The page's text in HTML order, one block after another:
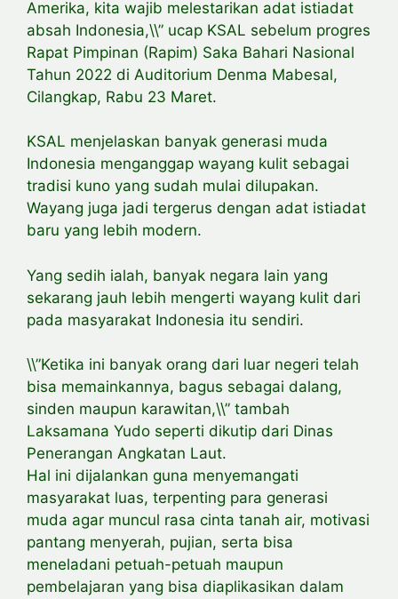
Amerika, kita wajib melestarikan adat istiadat
absah Indonesia,\\” ucap KSAL sebelum progres
Rapat Pimpinan (Rapim) Saka Bahari Nasional
Tahun 2022 di Auditorium Denma Mabesal,
Cilangkap, Rabu 23 Maret.
KSAL menjelaskan banyak generasi muda
Indonesia menganggap wayang kulit sebagai
tradisi kuno yang sudah mulai dilupakan.
Wayang juga jadi tergerus dengan adat istiadat
baru yang lebih modern.
Yang sedih ialah, banyak negara lain yang
sekarang jauh lebih mengerti wayang kulit dari
pada masyarakat Indonesia itu sendiri.
\\”Ketika ini banyak orang dari luar negeri telah
bisa memainkannya, bagus sebagai dalang,
sinden maupun karawitan,\\” tambah
Laksamana Yudo seperti dikutip dari Dinas
Penerangan Angkatan Laut.
Hal ini dijalankan guna menyemangati
masyarakat luas, terpenting para generasi
muda agar muncul rasa cinta tanah air, motivasi
pantang menyerah, pujian, serta bisa
meneladani petuah-petuah maupun
pembelajaran yang bisa diaplikasikan dalam